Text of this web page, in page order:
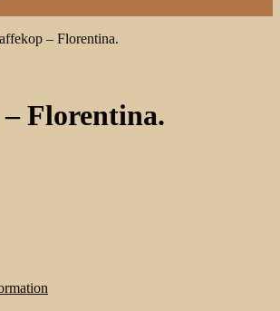
– Florentina.
Florentina.